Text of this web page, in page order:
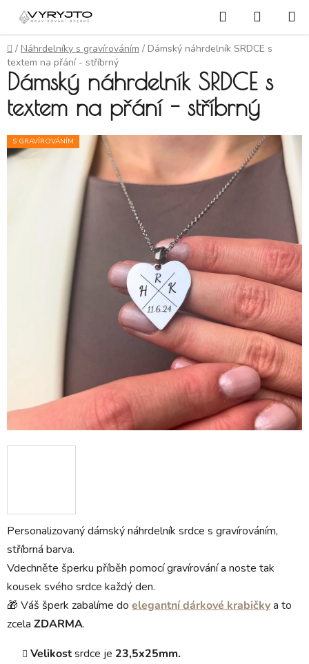
Přejít na obsah Hledat
Domů
/ Náhrdelníky s gravírováním / Dámský náhrdelník SRDCE s
textem na přání - stříbrný
Personalizovaný dámský náhrdelník srdce s gravírováním,
stříbrná barva.
Vdechněte šperku příběh pomocí gravírování a noste tak
kousek svého srdce každý den.
🎁 Váš šperk zabalíme do elegantní dárkové krabičkya to
zcela ZDARMA.
Velikostsrdce je 23,5x25mm.
Dámský náhrdelník SRDCE s
textem na přání - stříbrný
S GRAVÍROVÁNÍM